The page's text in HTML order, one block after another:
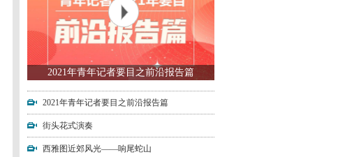
2021年青年记者要目之前沿报告篇
2021年青年记者要目之前沿报告篇
街头花式演奏
西雅图近郊风光——响尾蛇山